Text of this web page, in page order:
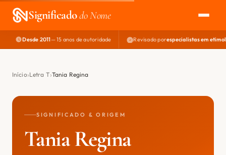
Significadodo Nome
EXPLORAR
NOME PERFEITO
Desde 2011— 15 anos de autoridade Revisado porespecialistas em
Início Letra T Tania Regina
SIGNIFICADO & ORIGEM
Tania Regina